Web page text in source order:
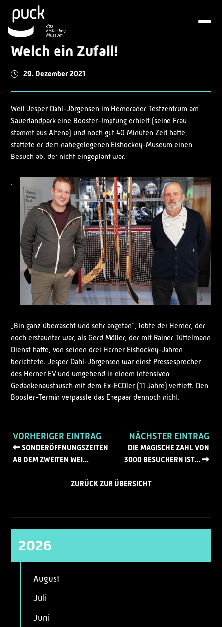
Welch ein Zufall!
29. Dezember 2021
Weil Jesper Dahl-Jörgensen im Hemeraner Testzentrum am
Sauerlandpark eine Booster-Impfung erhielt (seine Frau
stammt aus Altena) und noch gut 40 Minuten Zeit hatte,
stattete er dem nahegelegenen Eishockey-Museum einen
Besuch ab, der nicht eingeplant war.
„Bin ganz überrascht und sehr angetan“, lobte der Herner, der
noch erstaunter war, als Gerd Möller, der mit Rainer Tüttelmann
Dienst hatte, von seinen drei Herner Eishockey-Jahren
berichtete. Jesper Dahl-Jörgensen war einst Pressesprecher
des Herner EV und umgehend in einem intensiven
Gedankenaustausch mit dem Ex-ECDler (11 Jahre) vertieft. Den
Booster-Termin verpasste das Ehepaar dennoch nicht.
VORHERIGER EINTRAG
SONDERÖFFNUNGSZEITEN
AB DEM ZWEITEN WEI...
NÄCHSTER EINTRAG
DIE MAGISCHE ZAHL VON
3000 BESUCHERN IST...
ZURÜCK ZUR ÜBERSICHT
2026
August
Juli
Juni